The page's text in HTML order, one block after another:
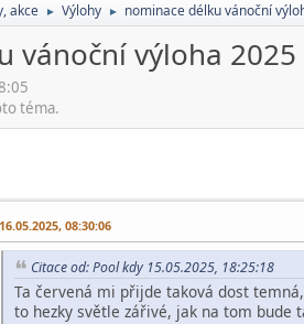
akce ► Výlohy ► nominace délku vánoční
vánoční výloha 2025
téma.
16.05.2025, 08:30:06
Citace od: Pool kdy 15.05.2025, 18:25:18
Ta červená mi přijde taková dost
to hezky světle zářivé, jak na tom bude